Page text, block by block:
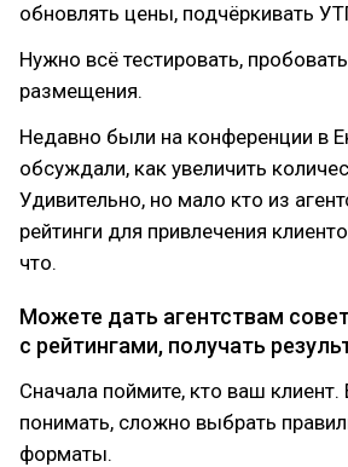
обновлять цены, подчёркивать
Нужно всё тестировать,
размещения.
Недавно были на конференции в
обсуждали, как увеличить
Удивительно, но мало кто из
рейтинги для привлечения
что.
Можете дать агентствам
с рейтингами, получать
Сначала поймите, кто ваш клиент.
понимать, сложно выбрать
форматы.